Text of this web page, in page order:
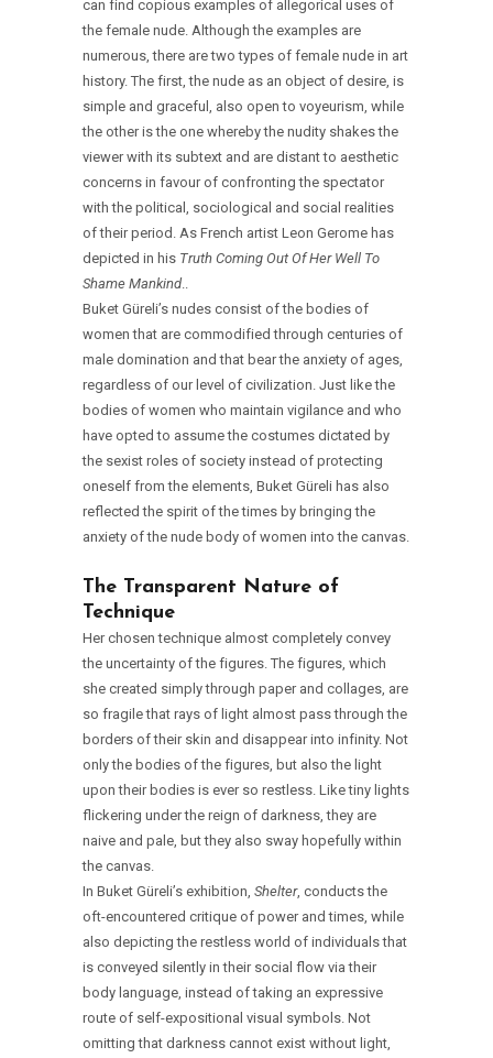
can find copious examples of allegorical uses of
the female nude. Although the examples are
numerous, there are two types of female nude in art
history. The first, the nude as an object of desire, is
simple and graceful, also open to voyeurism, while
the other is the one whereby the nudity shakes the
viewer with its subtext and are distant to aesthetic
concerns in favour of confronting the spectator
with the political, sociological and social realities
of their period. As French artist Leon Gerome has
depicted in his Truth Coming Out Of Her Well To
Shame Mankind..
Buket Güreli’s nudes consist of the bodies of
women that are commodified through centuries of
male domination and that bear the anxiety of ages,
regardless of our level of civilization. Just like the
bodies of women who maintain vigilance and who
have opted to assume the costumes dictated by
the sexist roles of society instead of protecting
oneself from the elements, Buket Güreli has also
reflected the spirit of the times by bringing the
anxiety of the nude body of women into the canvas.
The Transparent Nature of
Technique
Her chosen technique almost completely convey
the uncertainty of the figures. The figures, which
she created simply through paper and collages, are
so fragile that rays of light almost pass through the
borders of their skin and disappear into infinity. Not
only the bodies of the figures, but also the light
upon their bodies is ever so restless. Like tiny lights
flickering under the reign of darkness, they are
naive and pale, but they also sway hopefully within
the canvas.
In Buket Güreli’s exhibition, Shelter, conducts the
oft-encountered critique of power and times, while
also depicting the restless world of individuals that
is conveyed silently in their social flow via their
body language, instead of taking an expressive
route of self-expositional visual symbols. Not
omitting that darkness cannot exist without light,